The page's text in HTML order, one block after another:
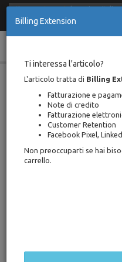
Stiamoaggiornandola versione
Fatturazione
Trasmissione
Documentazione
Fatturazione Elettronica WHMCS
Indietro
Pubblicato 29 october
Aggiornato 3 january 2024
di emissione di
Billing Extension
Ti interessa l'articolo?
L'articolo tratta di Billing
Fatturazione e
Note di credito
Fatturazione
Customer Retention
Facebook Pixel,
Non preoccuparti se hai
carrello.